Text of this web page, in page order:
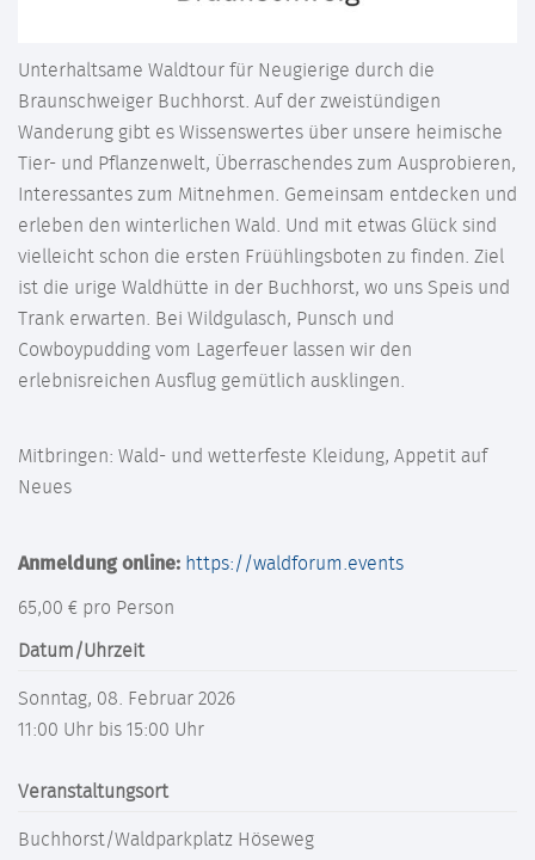
Unterhaltsame Waldtour für Neugierige durch die
Braunschweiger Buchhorst. Auf der zweistündigen
Wanderung gibt es Wissenswertes über unsere heimische
Tier- und Pflanzenwelt, Überraschendes zum Ausprobieren,
Interessantes zum Mitnehmen. Gemeinsam entdecken und
erleben den winterlichen Wald. Und mit etwas Glück sind
vielleicht schon die ersten Früühlingsboten zu finden. Ziel
ist die urige Waldhütte in der Buchhorst, wo uns Speis und
Trank erwarten. Bei Wildgulasch, Punsch und
Cowboypudding vom Lagerfeuer lassen wir den
erlebnisreichen Ausflug gemütlich ausklingen.
Mitbringen: Wald- und wetterfeste Kleidung, Appetit auf
Neues
Anmeldung online: https://waldforum.events
65,00 € pro Person
Datum/Uhrzeit
Sonntag, 08. Februar 2026
11:00 Uhr bis 15:00 Uhr
Veranstaltungsort
Buchhorst/Waldparkplatz Höseweg